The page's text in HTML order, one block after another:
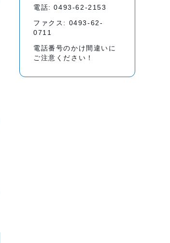
電話: 0493-62-2153
ファクス: 0493-62-
0711
電話番号のかけ間違いに
ご注意ください！